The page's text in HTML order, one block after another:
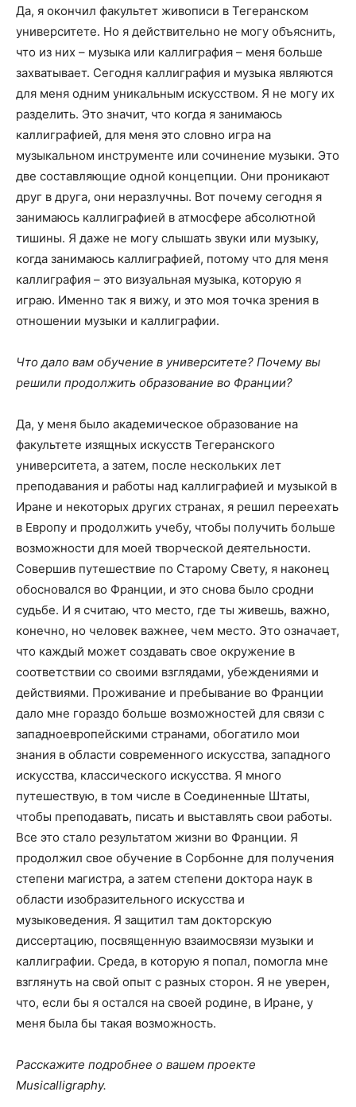
Да, я окончил факультет живописи в Тегеранском
университете. Но я действительно не могу объяснить,
что из них – музыка или каллиграфия – меня больше
захватывает. Сегодня каллиграфия и музыка являются
для меня одним уникальным искусством. Я не могу их
разделить. Это значит, что когда я занимаюсь
каллиграфией, для меня это словно игра на
музыкальном инструменте или сочинение музыки. Это
две составляющие одной концепции. Они проникают
друг в друга, они неразлучны. Вот почему сегодня я
занимаюсь каллиграфией в атмосфере абсолютной
тишины. Я даже не могу слышать звуки или музыку,
когда занимаюсь каллиграфией, потому что для меня
каллиграфия – это визуальная музыка, которую я
играю. Именно так я вижу, и это моя точка зрения в
отношении музыки и каллиграфии.
Что дало вам обучение в университете? Почему вы
решили продолжить образование во Франции?
Да, у меня было академическое образование на
факультете изящных искусств Тегеранского
университета, а затем, после нескольких лет
преподавания и работы над каллиграфией и музыкой в
Иране и некоторых других странах, я решил переехать
в Европу и продолжить учебу, чтобы получить больше
возможности для моей творческой деятельности.
Совершив путешествие по Старому Свету, я наконец
обосновался во Франции, и это снова было сродни
судьбе. И я считаю, что место, где ты живешь, важно,
конечно, но человек важнее, чем место. Это означает,
что каждый может создавать свое окружение в
соответствии со своими взглядами, убеждениями и
действиями. Проживание и пребывание во Франции
дало мне гораздо больше возможностей для связи с
западноевропейскими странами, обогатило мои
знания в области современного искусства, западного
искусства, классического искусства. Я много
путешествую, в том числе в Соединенные Штаты,
чтобы преподавать, писать и выставлять свои работы.
Все это стало результатом жизни во Франции. Я
продолжил свое обучение в Сорбонне для получения
степени магистра, а затем степени доктора наук в
области изобразительного искусства и
музыковедения. Я защитил там докторскую
диссертацию, посвященную взаимосвязи музыки и
каллиграфии. Среда, в которую я попал, помогла мне
взглянуть на свой опыт с разных сторон. Я не уверен,
что, если бы я остался на своей родине, в Иране, у
меня была бы такая возможность.
Расскажите подробнее о вашем проекте
Musicalligraphy.